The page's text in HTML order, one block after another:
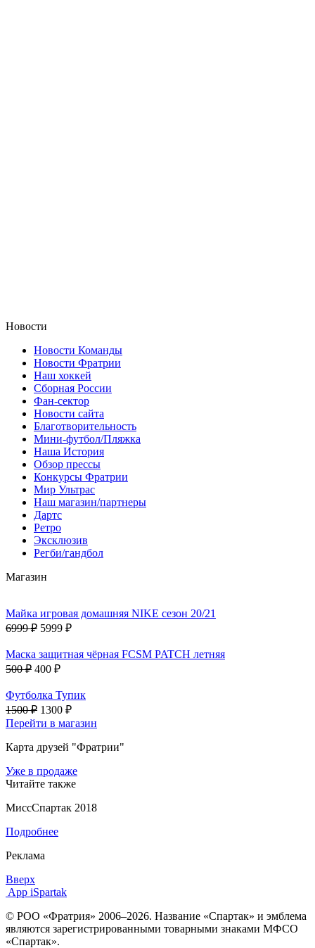
Новости
Новости Команды
Новости Фратрии
Наш хоккей
Сборная России
Фан-cектор
Новости сайта
Благотворительность
Мини-футбол/Пляжка
Наша История
Обзор прессы
Конкурсы Фратрии
Мир Ультрас
Наш магазин/партнеры
Дартс
Ретро
Эксклюзив
Регби/гандбол
Магазин
Майка игровая домашняя NIKE сезон 20/21
6999 ₽ 5999 ₽
Маска защитная чёрная FCSM PATCH летняя
500 ₽ 400 ₽
Футболка Тупик
1500 ₽ 1300 ₽
Перейти в магазин
Карта друзей "Фратрии"
Уже в продаже
Читайте также
МиссСпартак 2018
Подробнее
Реклама
Вверх
App iSpartak
© РОО «Фратрия» 2006–2026. Название «Спартак» и эмблема
являются зарегистрированными товарными знаками МФСО
«Спартак».